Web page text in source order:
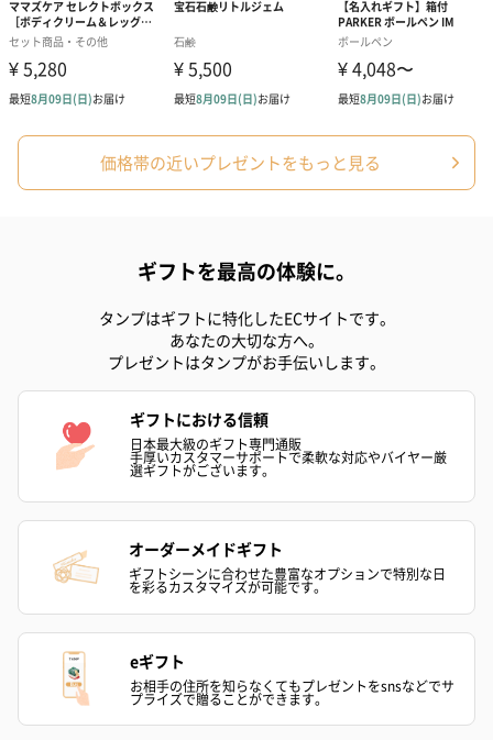
スイーツ
スイーツを同梱してお届けいたします。ギフトへの＋αにおすすめ
です。
ゼリーバウム カット
（レモン＆紅茶）（432
麦わらパンダバウム
（バナナ味）（540円）
スキンケアグッズ
スキンケアグッズを同梱してお届けします。
ハンドクリーム3本セッ
ト【ありがとう】
（1,100円）
ドクリーム（ピンクグ
レープフルーツ）
ドクリーム（
価格帯の近いプレゼントをもっと見る
ギフトを最高の体験に。
タンプはギフトに特化したECサイトです。
あなたの大切な方へ。
プレゼントはタンプがお手伝いします。
ギフトにおける信頼
日本最大級のギフト専門通販
手厚いカスタマーサポートで柔軟な対応やバイヤー厳
選ギフトがございます。
オーダーメイドギフト
ギフトシーンに合わせた豊富なオプションで特別な日
を彩るカスタマイズが可能です。
eギフト
お相手の住所を知らなくてもプレゼントをsnsなどでサ
プライズで贈ることができます。